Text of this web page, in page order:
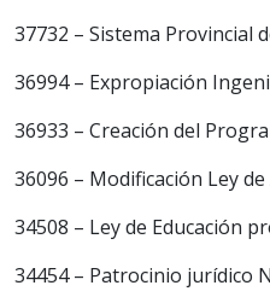
37732 – Sistema Provincial
36994 – Expropiación
36933 – Creación del
36096 – Modificación Ley
34508 – Ley de Educación
34454 – Patrocinio jurídico